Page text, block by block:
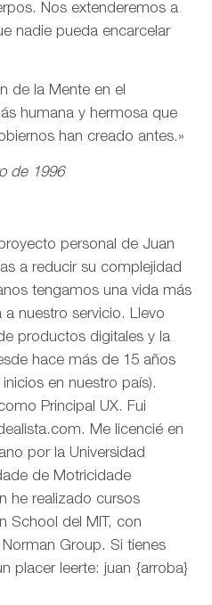
Nos extenderemos a
nadie pueda encarcelar
de la Mente en el
humana y hermosa que
han creado antes.»
de 1996
personal de Juan
a reducir su complejidad
tengamos una vida más
nuestro servicio. Llevo
productos digitales y la
hace más de 15 años
en nuestro país).
Principal UX. Fui
Me licencié en
por la Universidad
de Motricidade
he realizado cursos
School del MIT, con
Group. Si tienes
placer leerte: juan {arroba}